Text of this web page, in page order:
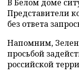
В Белом доме
Представители
без ответа
Напомним,
просьбой
российской